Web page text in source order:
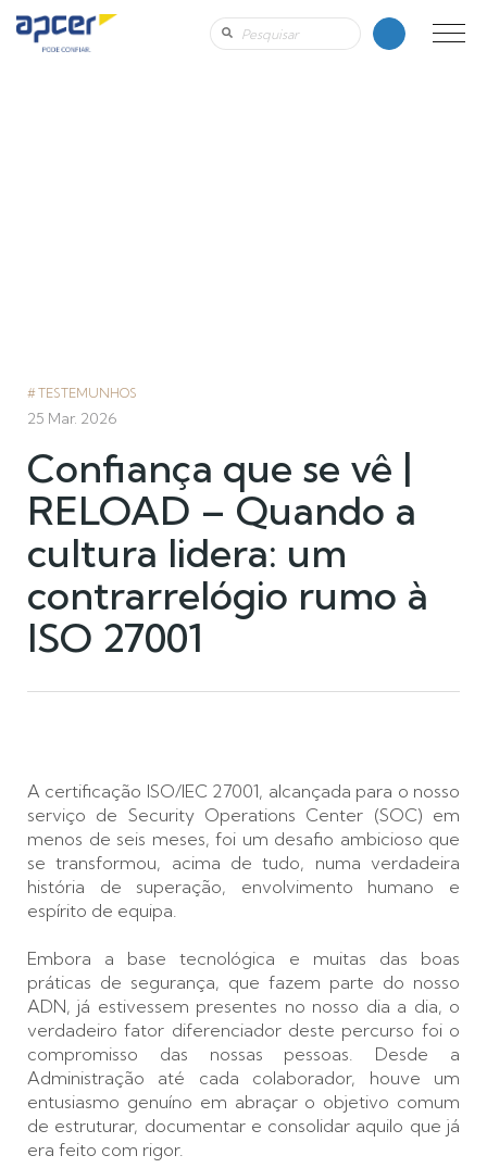
TESTEMUNHOS
25 Mar. 2026
Confiança que se vê |
RELOAD – Quando a
cultura lidera: um
contrarrelógio rumo à
ISO 27001
A certificação ISO/IEC 27001, alcançada para o nosso
serviço de Security Operations Center (SOC) em
menos de seis meses, foi um desafio ambicioso que
se transformou, acima de tudo, numa verdadeira
história de superação, envolvimento humano e
espírito de equipa.
Embora a base tecnológica e muitas das boas
práticas de segurança, que fazem parte do nosso
ADN, já estivessem presentes no nosso dia a dia, o
verdadeiro fator diferenciador deste percurso foi o
compromisso das nossas pessoas. Desde a
Administração até cada colaborador, houve um
entusiasmo genuíno em abraçar o objetivo comum
de estruturar, documentar e consolidar aquilo que já
era feito com rigor.